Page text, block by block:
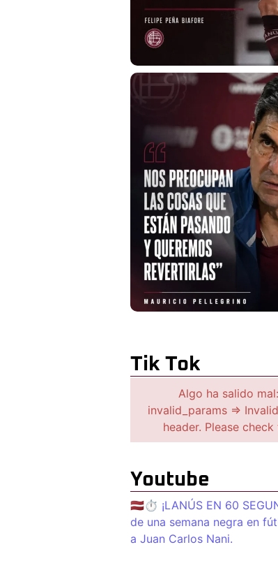
Tik Tok
Algo ha salido
invalid_params =>
header. Please
Youtube
🇱🇻⏱️ ¡LANÚS EN 60
de una semana negra en
a Juan Carlos Nani.